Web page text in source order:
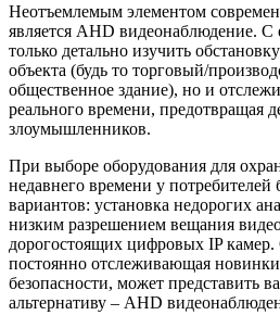
Неотъемлемым элементом
является AHD видеонаблюдение.
только детально изучить
объекта (будь то торговый/
общественное здание), но и
реального времени, предотвращая
злоумышленников.
При выборе оборудования для
недавнего времени у
вариантов: установка недорогих
низким разрешением вещания
дорогостоящих цифровых IP
постоянно отслеживающая
безопасности, может представить
альтернативу – AHD